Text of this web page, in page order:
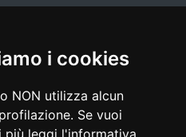
i cookies
NON utilizza alcun
Se vuoi
più leggi l'informativa
|glossario